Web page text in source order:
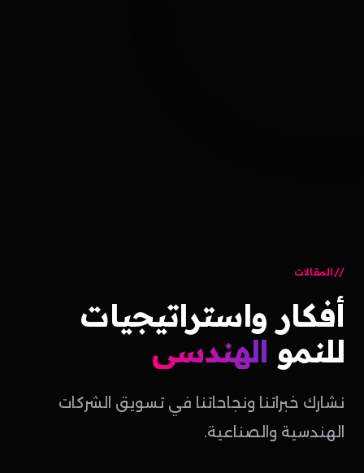
المقالات
أفكار واستراتيجيات
للنمو الهندسي
نشارك خبراتنا ونجاحاتنا في تسويق الشركات
الهندسية والصناعية.